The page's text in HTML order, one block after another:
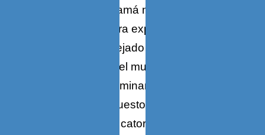
todo huérfano –mamá nos lo decía de
vez en cuando para explicar su carácter–
tiene que haber dejado huellas en su
modo de estar en el mundo. Tengo para
mí que entró al Seminario con auténtica
vocación, por supuesto la que se puede
tener a los trece o catorce años, pero